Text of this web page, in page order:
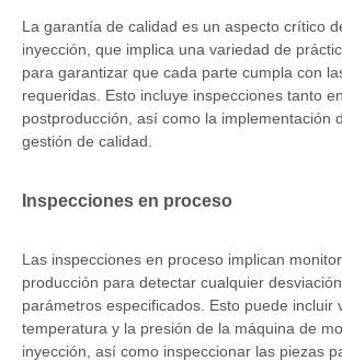
La garantía de calidad es un aspecto crítico
inyección, que implica una variedad de
para garantizar que cada parte cumpla con
requeridas. Esto incluye inspecciones tanto
postproducción, así como la implementación
gestión de calidad.
Inspecciones en proceso
Las inspecciones en proceso implican
producción para detectar cualquier
parámetros especificados. Esto puede incluir
temperatura y la presión de la máquina de
inyección, así como inspeccionar las piezas